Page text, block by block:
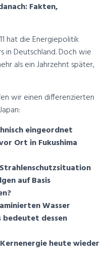
Fakten,
hat die Energiepolitik
Deutschland. Doch wie
als ein Jahrzehnt später,
wir einen differenzierten
eingeordnet
Ort in Fukushima
auf Basis
Wasser
bedeutet dessen
heute wieder